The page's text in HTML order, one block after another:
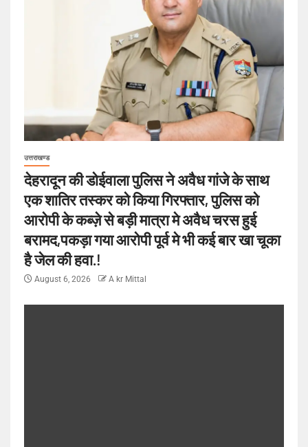
उत्तराखण्ड
देहरादून की डोईवाला पुलिस ने अवैध गांजे के साथ
एक शातिर तस्कर को किया गिरफ्तार, पुलिस को
आरोपी के कब्ज़े से बड़ी मात्रा मे अवैध चरस हुई
बरामद,पकड़ा गया आरोपी पूर्व मे भी कई बार खा चूका
है जेल की हवा.!
August 6, 2026 A kr Mittal